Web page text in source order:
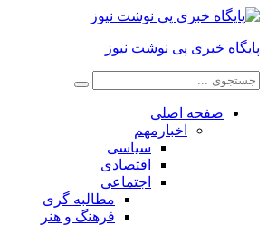
خبری پی نوشت نیوز
صفحه اصلی
اخبارمهم
سیاسی
اقتصادی
اجتماعی
مطالبه گری
فرهنگ و هنر